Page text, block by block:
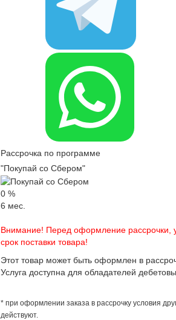
Рассрочка по программе
"Покупай со Сбером"
0 %
6 мес.
Внимание! Перед оформление рассрочки,
срок поставки товара!
Этот товар может быть оформлен в
Услуга доступна для обладателей
* при оформлении заказа в рассрочку условия
действуют.